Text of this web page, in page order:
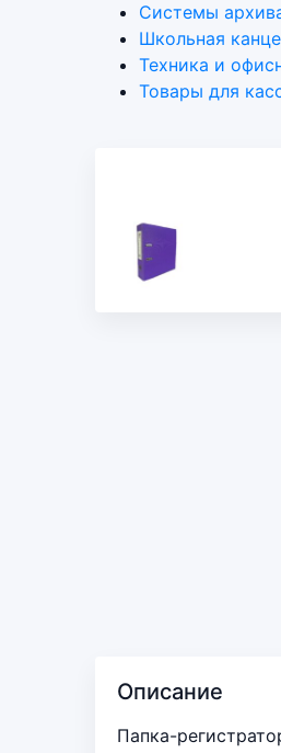
Системы
Школьная
Техника и
Товары для
Описание
Папка-